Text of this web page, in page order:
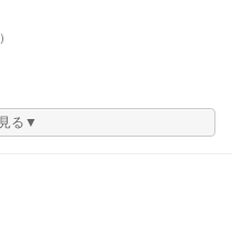
る▼